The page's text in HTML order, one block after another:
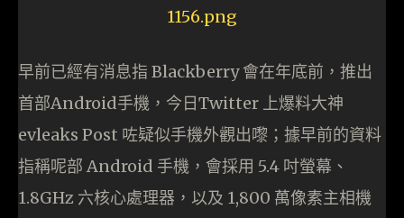
早前已經有消息指 Blackberry 會在年底前，推出
首部Android手機，今日Twitter 上爆料大神
evleaks Post 咗疑似手機外觀出嚟；據早前的資料
指稱呢部 Android 手機，會採用 5.4 吋螢幕、
1.8GHz 六核心處理器，以及 1,800 萬像素主相機